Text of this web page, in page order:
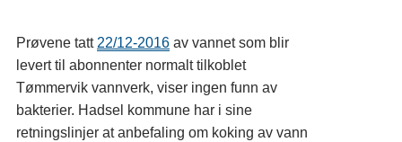
Prøvene tatt22/12-2016 av vannet som blir
levert til abonnenter normalt tilkoblet
Tømmervik vannverk, viser ingen funn av
bakterier. Hadsel kommune har i sine
retningslinjer at anbefaling om koking av vann